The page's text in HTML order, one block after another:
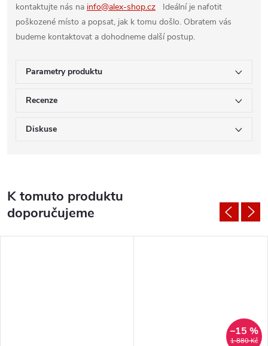
kontaktujte nás na info@alex-shop.cz Ideální je nafotit
poškozené místo a popsat, jak k tomu došlo. Obratem vás
budeme kontaktovat a dohodneme další postup.
Parametry produktu
Recenze
Diskuse
K tomuto produktu
doporučujeme
1 880 Kč
–15 %